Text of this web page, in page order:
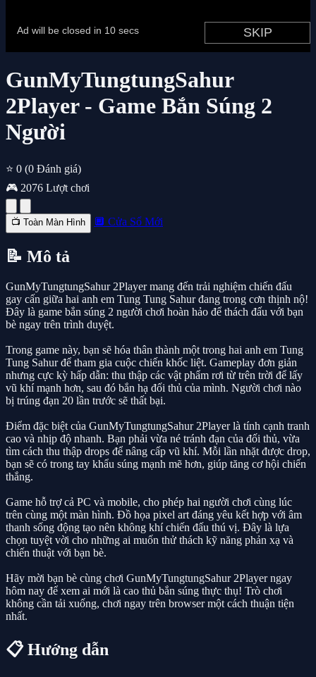
GunMyTungtungSahur
2Player - Game Bắn Súng 2
Người
⭐ 0 (0 Đánh giá)
🎮 2076 Lượt chơi
📺 Toàn Màn Hình 🔲 Cửa Sổ Mới
📝 Mô tả
GunMyTungtungSahur 2Player mang đến trải nghiệm chiến đấu
gay cấn giữa hai anh em Tung Tung Sahur đang trong cơn thịnh nộ!
Đây là game bắn súng 2 người chơi hoàn hảo để thách đấu với bạn
bè ngay trên trình duyệt.
Trong game này, bạn sẽ hóa thân thành một trong hai anh em Tung
Tung Sahur để tham gia cuộc chiến khốc liệt. Gameplay đơn giản
nhưng cực kỳ hấp dẫn: thu thập các vật phẩm rơi từ trên trời để lấy
vũ khí mạnh hơn, sau đó bắn hạ đối thủ của mình. Người chơi nào
bị trúng đạn 20 lần trước sẽ thất bại.
Điểm đặc biệt của GunMyTungtungSahur 2Player là tính cạnh tranh
cao và nhịp độ nhanh. Bạn phải vừa né tránh đạn của đối thủ, vừa
tìm cách thu thập drops để nâng cấp vũ khí. Mỗi lần nhặt được drop,
bạn sẽ có trong tay khẩu súng mạnh mẽ hơn, giúp tăng cơ hội chiến
thắng.
Game hỗ trợ cả PC và mobile, cho phép hai người chơi cùng lúc
trên cùng một màn hình. Đồ họa pixel art đáng yêu kết hợp với âm
thanh sống động tạo nên không khí chiến đấu thú vị. Đây là lựa
chọn tuyệt vời cho những ai muốn thử thách kỹ năng phản xạ và
chiến thuật với bạn bè.
Hãy mời bạn bè cùng chơi GunMyTungtungSahur 2Player ngay
hôm nay để xem ai mới là cao thủ bắn súng thực thụ! Trò chơi
không cần tải xuống, chơi ngay trên browser một cách thuận tiện
nhất.
📋 Hướng dẫn